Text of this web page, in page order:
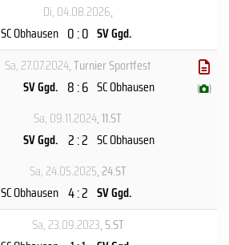
Di, 04.08.2026,
SC Obhausen 0 : 0 SV Ggd.
Sa, 27.07.2024, Turnier Sportfest
SV Ggd. 8 : 6 SC Obhausen ( )
Sa, 09.11.2024, 11.ST
SV Ggd. 2 : 2 SC Obhausen
Sa, 24.05.2025, 24.ST
SC Obhausen 4 : 2 SV Ggd.
Sa, 23.09.2023, 5.ST